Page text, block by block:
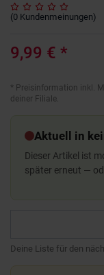
(0 Kundenmeinungen)
9,99 € *
* Preisinformation inkl.
deiner Filiale.
Aktuell in
Dieser Artikel ist
später erneut —
Deine Liste für den